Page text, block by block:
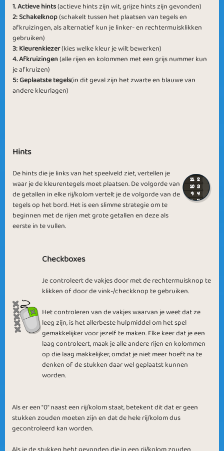
Logic X
Winning Picture Normal Life
Rational Colours 21 Friends
Logical Levels A True Challenge
1. Actieve hints(actieve hints zijn wit, grijze hints zijn gevonden)
2: Schakelknop(schakelt tussen het plaatsen van tegels en
afkruizingen, als alternatief kun je linker- en rechtermuisklikken
gebruiken)
3: Kleurenkiezer(kies welke kleur je wilt bewerken)
4. Afkruizingen(alle rijen en kolommen met een grijs nummer kun
je afkruizen)
5: Geplaatste tegels(in dit geval zijn het zwarte en blauwe van
andere kleurlagen)
Hints
De hints die je links van het speelveld ziet, vertellen je
waar je de kleurentegels moet plaatsen. De volgorde van
de getallen in elke rij/kolom vertelt je de volgorde van de
tegels op het bord. Het is een slimme strategie om te
beginnen met de rijen met grote getallen en deze als
eerste in te vullen.
Checkboxes
Je controleert de vakjes door met de rechtermuisknop te
klikken of door de vink-/checkknop te gebruiken.
Het controleren van de vakjes waarvan je weet dat ze
leeg zijn, is het allerbeste hulpmiddel om het spel
gemakkelijker voor jezelf te maken. Elke keer dat je een
laag controleert, maak je alle andere rijen en kolommen
op die laag makkelijker, omdat je niet meer hoeft na te
denken of de stukken daar wel geplaatst kunnen
worden.
Als er een "0" naast een rij/kolom staat, betekent dit dat er geen
stukken zouden moeten zijn en dat de hele rij/kolom dus
gecontroleerd kan worden.